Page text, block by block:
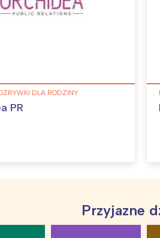
DLA RODZINY
PR
Przyjazne
Łódź